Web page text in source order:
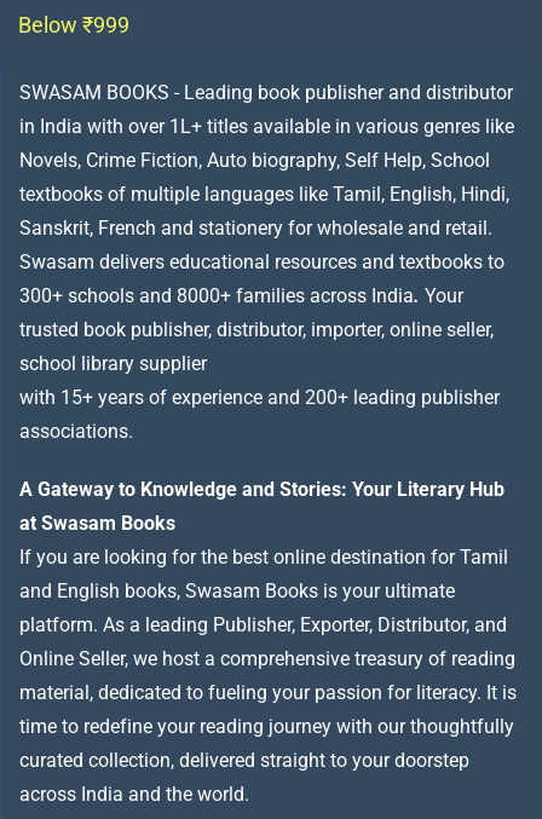
Below ₹999
SWASAM BOOKS - Leading book publisher and distributor
in India with over 1L+ titles available in various genres like
Novels, Crime Fiction, Auto biography, Self Help, School
textbooks of multiple languages like Tamil, English, Hindi,
Sanskrit, French and stationery for wholesale and retail.
Swasam delivers educational resources and textbooks to
300+ schools and 8000+ families across India. Your
trusted book publisher, distributor, importer, online seller,
school library supplier
with 15+ years of experience and 200+ leading publisher
associations.
A Gateway to Knowledge and Stories: Your Literary Hub
at Swasam Books
If you are looking for the best online destination for Tamil
and English books, Swasam Books is your ultimate
platform. As a leading Publisher, Exporter, Distributor, and
Online Seller, we host a comprehensive treasury of reading
material, dedicated to fueling your passion for literacy. It is
time to redefine your reading journey with our thoughtfully
curated collection, delivered straight to your doorstep
across India and the world.